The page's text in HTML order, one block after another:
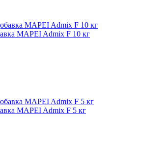
MAPEI Admix F 10 кг
MAPEI Admix F 5 кг